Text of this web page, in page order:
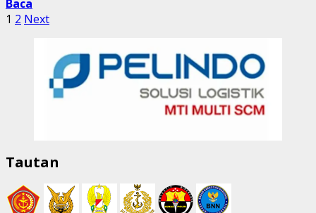
Baca
Paginasi
1 2 Next
Tautan